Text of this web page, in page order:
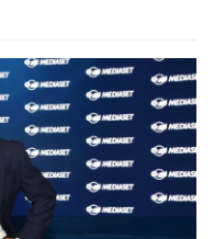
con una lotta